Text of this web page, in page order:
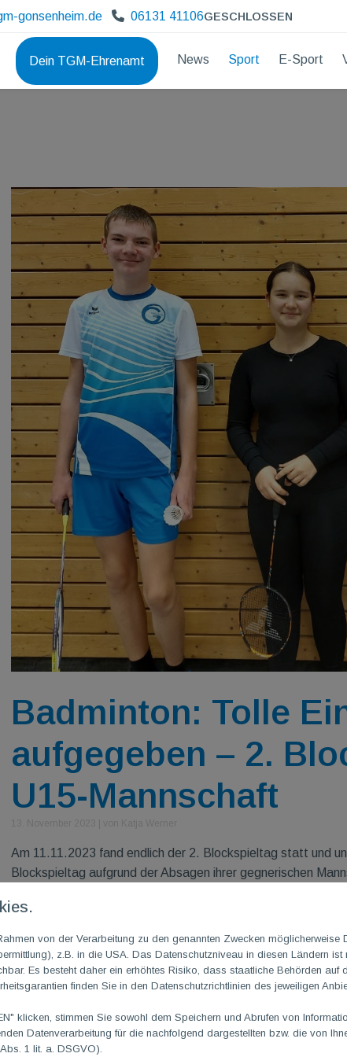
gonsenheim.de 06131 41106GESCHLOSSEN
Dein TGM-Ehrenamt News Sport E-Sport
Badminton: Tolle
aufgegeben – 2.
U15-Mannschaft
Am 11.11.2023 fand endlich der 2. Blockspieltag statt und
Blockspieltag aufgrund der Absagen ihrer gegnerischen
die starken Zahlbacher und Bingen-Büdesheim. Für Marie,
Während Jens unser „Wiederholungstäter“ ist.
von der Verarbeitung zu den genannten Zwecken
z.B. in die USA. Das Datenschutzniveau in diesen Ländern
Es besteht daher ein erhöhtes Risiko, dass staatliche Behörden auf
finden Sie in den Datenschutzrichtlinien des jeweiligen
klicken, stimmen Sie sowohl dem Speichern und Abrufen von
Datenverarbeitung für die nachfolgend dargestellten bzw. die von
1 lit. a. DSGVO).